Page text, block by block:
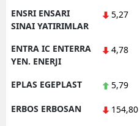
ENSRI ENSARI
SINAI YATIRIMLAR
5,27
ENTRA IC ENTERRA
YEN. ENERJI
4,78
EPLAS EGEPLAST 5,79
ERBOS ERBOSAN 154,80